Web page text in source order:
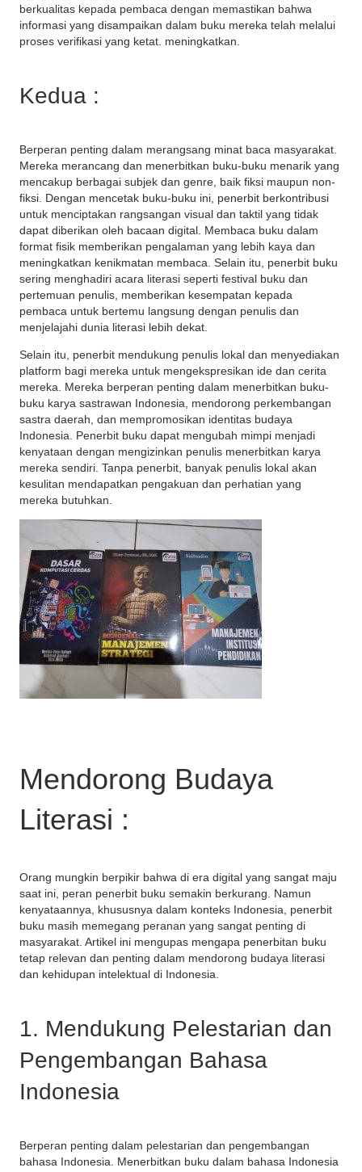
berkualitas kepada pembaca dengan memastikan bahwa
informasi yang disampaikan dalam buku mereka telah melalui
proses verifikasi yang ketat. meningkatkan.
Kedua :
Berperan penting dalam merangsang minat baca masyarakat.
Mereka merancang dan menerbitkan buku-buku menarik yang
mencakup berbagai subjek dan genre, baik fiksi maupun non-
fiksi. Dengan mencetak buku-buku ini, penerbit berkontribusi
untuk menciptakan rangsangan visual dan taktil yang tidak
dapat diberikan oleh bacaan digital. Membaca buku dalam
format fisik memberikan pengalaman yang lebih kaya dan
meningkatkan kenikmatan membaca. Selain itu, penerbit buku
sering menghadiri acara literasi seperti festival buku dan
pertemuan penulis, memberikan kesempatan kepada
pembaca untuk bertemu langsung dengan penulis dan
menjelajahi dunia literasi lebih dekat.
Selain itu, penerbit mendukung penulis lokal dan menyediakan
platform bagi mereka untuk mengekspresikan ide dan cerita
mereka. Mereka berperan penting dalam menerbitkan buku-
buku karya sastrawan Indonesia, mendorong perkembangan
sastra daerah, dan mempromosikan identitas budaya
Indonesia. Penerbit buku dapat mengubah mimpi menjadi
kenyataan dengan mengizinkan penulis menerbitkan karya
mereka sendiri. Tanpa penerbit, banyak penulis lokal akan
kesulitan mendapatkan pengakuan dan perhatian yang
mereka butuhkan.
Mendorong Budaya
Literasi :
Orang mungkin berpikir bahwa di era digital yang sangat maju
saat ini, peran penerbit buku semakin berkurang. Namun
kenyataannya, khususnya dalam konteks Indonesia, penerbit
buku masih memegang peranan yang sangat penting di
masyarakat. Artikel ini mengupas mengapa penerbitan buku
tetap relevan dan penting dalam mendorong budaya literasi
dan kehidupan intelektual di Indonesia.
1. Mendukung Pelestarian dan
Pengembangan Bahasa
Indonesia
Berperan penting dalam pelestarian dan pengembangan
bahasa Indonesia. Menerbitkan buku dalam bahasa Indonesia